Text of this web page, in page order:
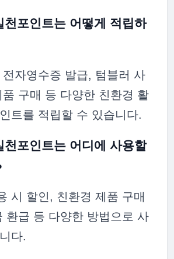
천포인트는 어떻게 적립하
자영수증 발급, 텀블러 사
구매 등 다양한 친환경 활
트를 적립할 수 있습니다.
천포인트는 어디에 사용할
시 할인, 친환경 제품 구매
환급 등 다양한 방법으로 사
다.